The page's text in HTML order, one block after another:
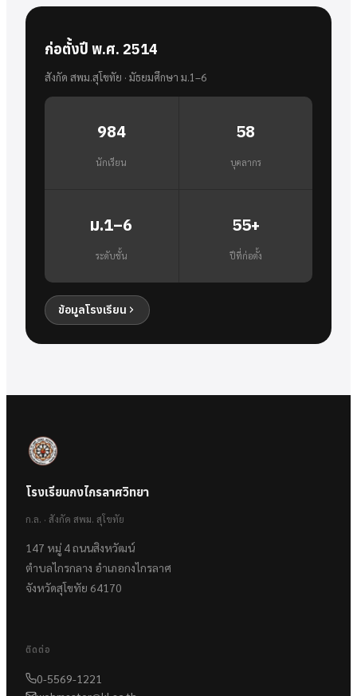
ก่อตั้งปี พ.ศ. 2514
สังกัด สพม.สุโขทัย · มัธยมศึกษา ม.1–6
984
นักเรียน
58
บุคลากร
ม.1–6
ระดับชั้น
55+
ปีที่ก่อตั้ง
ข้อมูลโรงเรียน
โรงเรียนกงไกรลาศวิทยา
ก.ล. · สังกัด สพม. สุโขทัย
147 หมู่ 4 ถนนสิงหวัฒน์
ตำบลไกรกลาง อำเภอกงไกรลาศ
จังหวัดสุโขทัย 64170
ติดต่อ
0-5569-1221